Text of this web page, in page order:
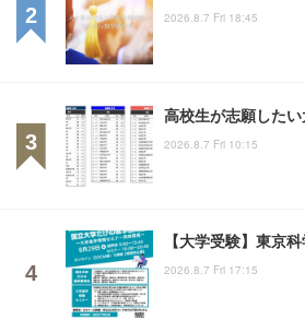
2026.8.7 Fri 18:45
高校生が志願した
2026.8.7 Fri 10:15
【大学受験】東京
2026.8.7 Fri 17:15